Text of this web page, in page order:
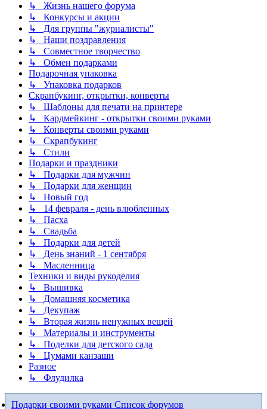
↳ Жизнь нашего форума
↳ Конкурсы и акции
↳ Для группы "журналисты"
↳ Наши поздравления
↳ Совместное творчество
↳ Обмен подарками
Подарочная упаковка
↳ Упаковка подарков
Скрапбукинг, открытки, конверты
↳ Шаблоны для печати на принтере
↳ Кардмейкинг - открытки своими руками
↳ Конверты своими руками
↳ Скрапбукинг
↳ Стили
Подарки и праздники
↳ Подарки для мужчин
↳ Подарки для женщин
↳ Новый год
↳ 14 февраля - день влюбленных
↳ Пасха
↳ Свадьба
↳ Подарки для детей
↳ День знаний - 1 сентября
↳ Масленница
Техники и виды рукоделия
↳ Вышивка
↳ Домашняя косметика
↳ Декупаж
↳ Вторая жизнь ненужных вещей
↳ Материалы и инструменты
↳ Поделки для детского сада
↳ Цумами канзаши
Разное
↳ Флудилка
Подарки своими руками Список форумов